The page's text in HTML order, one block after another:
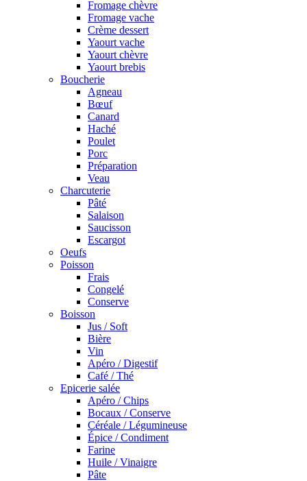
Fromage chèvre
Fromage vache
Crème dessert
Yaourt vache
Yaourt chèvre
Yaourt brebis
Boucherie
Agneau
Bœuf
Canard
Haché
Poulet
Porc
Préparation
Veau
Charcuterie
Pâté
Salaison
Saucisson
Escargot
Oeufs
Poisson
Frais
Congelé
Conserve
Boisson
Jus / Soft
Bière
Vin
Apéro / Digestif
Café / Thé
Epicerie salée
Apéro / Chips
Bocaux / Conserve
Céréale / Légumineuse
Épice / Condiment
Farine
Huile / Vinaigre
Pâte